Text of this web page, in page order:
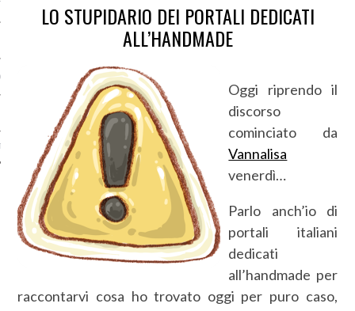
DI ACCESSO AI DATI
LO STUPIDARIO DEI PORTALI DEDICATI
ALL’HANDMADE
Oggi riprendo il
discorso
cominciato da
Vannalisa
venerdì…
Parlo anch’io di
portali italiani
dedicati
all’handmade per
raccontarvi cosa ho trovato oggi per puro caso,